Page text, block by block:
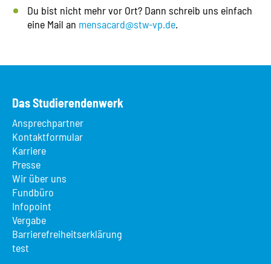
Du bist nicht mehr vor Ort? Dann schreib uns einfach
eine Mail an mensacard@stw-vp.de.
Das Studierendenwerk
Ansprechpartner
Kontaktformular
Karriere
Presse
Wir über uns
Fundbüro
Infopoint
Vergabe
Barrierefreiheitserklärung
test